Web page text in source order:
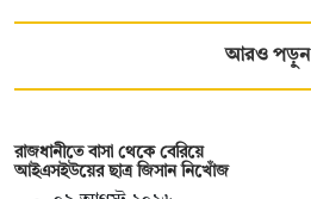
আরও পড়ুন
রাজধানীতে বাসা থেকে বেরিয়ে
আইএসইউয়ের ছাত্র জিসান নিখোঁজ